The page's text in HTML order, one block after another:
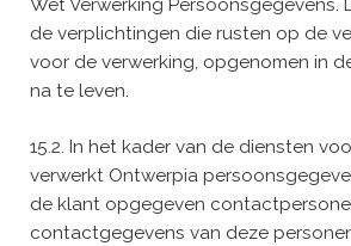
Wet Verwerking Persoonsgegevens.
de verplichtingen die rusten op de
voor de verwerking, opgenomen in
na te leven.
15.2. In het kader van de diensten
verwerkt Ontwerpia
de klant opgegeven
contactgegevens van deze